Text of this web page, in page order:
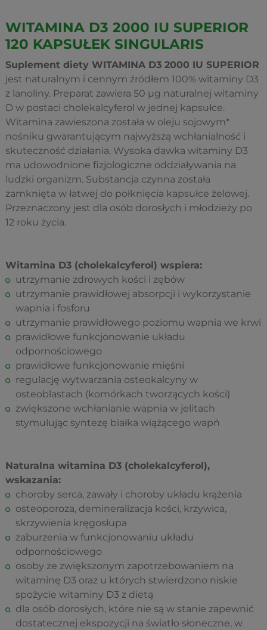
WITAMINA D3 2000 IU SUPERIOR
120 KAPSUŁEK SINGULARIS
Suplement diety WITAMINA D3 2000 IU SUPERIOR
jest naturalnym i cennym źródłem 100% witaminy D3
z lanoliny. Preparat zawiera 50 µg naturalnej witaminy
D w postaci cholekalcyferol w jednej kapsułce.
Witamina zawieszona została w oleju sojowym*
nośniku gwarantującym najwyższą wchłanialność i
skuteczność działania. Wysoka dawka witaminy D3
ma udowodnione fizjologiczne oddziaływania na
ludzki organizm. Substancja czynna została
zamknięta w łatwej do połknięcia kapsułce żelowej.
Przeznaczony jest dla osób dorosłych i młodzieży po
12 roku życia.
Witamina D3 (cholekalcyferol) wspiera:
utrzymanie zdrowych kości i zębów
utrzymanie prawidłowej absorpcji i wykorzystanie
wapnia i fosforu
utrzymanie prawidłowego poziomu wapnia we krwi
prawidłowe funkcjonowanie układu
odpornościowego
prawidłowe funkcjonowanie mięśni
regulację wytwarzania osteokalcyny w
osteoblastach (komórkach tworzących kości)
zwiększone wchłanianie wapnia w jelitach
stymulując syntezę białka wiążącego wapń
Naturalna witamina D3 (cholekalcyferol),
wskazania:
choroby serca, zawały i choroby układu krążenia
osteoporoza, demineralizacja kości, krzywica,
skrzywienia kręgosłupa
zaburzenia w funkcjonowaniu układu
odpornościowego
osoby ze zwiększonym zapotrzebowaniem na
witaminę D3 oraz u których stwierdzono niskie
spożycie witaminy D3 z dietą
dla osób dorosłych, które nie są w stanie zapewnić
dostatecznej ekspozycji na światło słoneczne, w